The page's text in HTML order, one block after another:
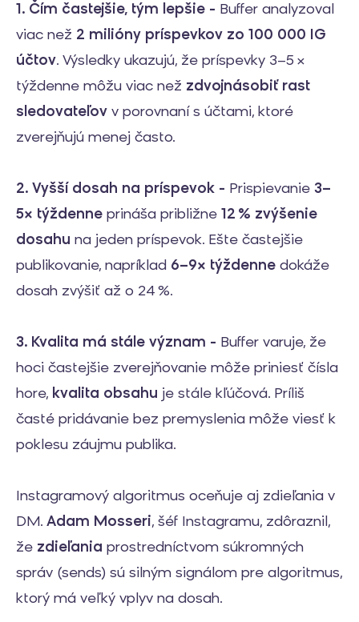
1. Čím častejšie, tým lepšie - Buffer analyzoval
viac než 2 milióny príspevkov zo 100 000 IG
účtov. Výsledky ukazujú, že príspevky 3–5 ×
týždenne môžu viac než zdvojnásobiť rast
sledovateľov v porovnaní s účtami, ktoré
zverejňujú menej často.
2. Vyšší dosah na príspevok - Prispievanie 3–
5× týždenne prináša približne 12 % zvýšenie
dosahu na jeden príspevok. Ešte častejšie
publikovanie, napríklad 6–9× týždenne dokáže
dosah zvýšiť až o 24 %.
3. Kvalita má stále význam - Buffer varuje, že
hoci častejšie zverejňovanie môže priniesť čísla
hore, kvalita obsahu je stále kľúčová. Príliš
časté pridávanie bez premyslenia môže viesť k
poklesu záujmu publika.
Instagramový algoritmus oceňuje aj zdieľania v
DM. Adam Mosseri, šéf Instagramu, zdôraznil,
že zdieľania prostredníctvom súkromných
správ (sends) sú silným signálom pre algoritmus,
ktorý má veľký vplyv na dosah.